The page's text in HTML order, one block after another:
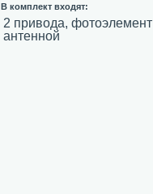
В комплект входят:
2 привода,
антенной